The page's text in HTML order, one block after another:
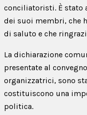
conciliatoristi. È stato
dei suoi membri, che
di saluto e che
La dichiarazione
presentate al
organizzatrici, sono
costituiscono una
politica.